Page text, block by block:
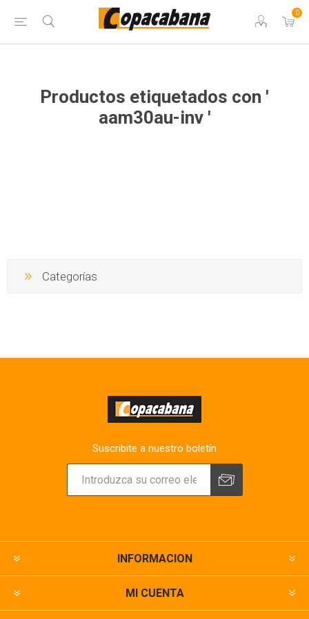
0
Productos etiquetados con '
aam30au-inv '
Categorías
Suscribite a nuestro boletín
INFORMACION
MI CUENTA